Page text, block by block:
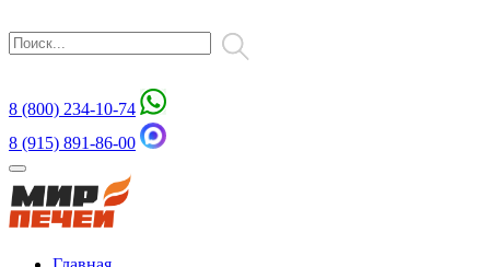
8 (800) 234-10-74
8 (915) 891-86-00